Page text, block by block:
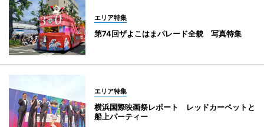
エリア特集
第74回ザよこはまパレード全貌 写真特集
エリア特集
横浜国際映画祭レポート レッドカーペットと
船上パーティー